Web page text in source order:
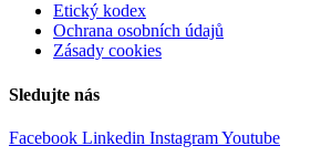
Etický kodex
Ochrana osobních údajů
Zásady cookies
Sledujte nás
Facebook Linkedin InstagramYoutube